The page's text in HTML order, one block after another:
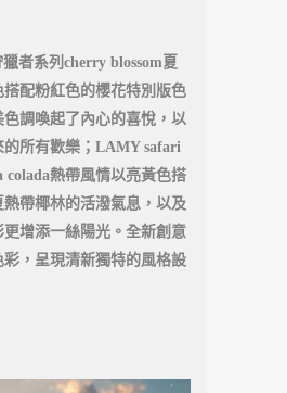
者系列cherry blossom夏
搭配粉紅色的櫻花特別版色
調喚起了內心的喜悅，以
的所有歡樂；LAMY safari
colada熱帶風情以亮黃色搭
帶椰林的活潑氣息，以及
更增添一絲陽光。全新創意
彩，呈現清新獨特的風格設